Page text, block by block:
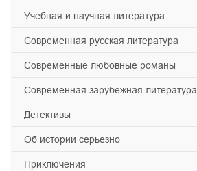
учебная и научная литература
современная русская литература
современные любовные романы
современная зарубежная литература
детективы
об истории серьезно
приключения